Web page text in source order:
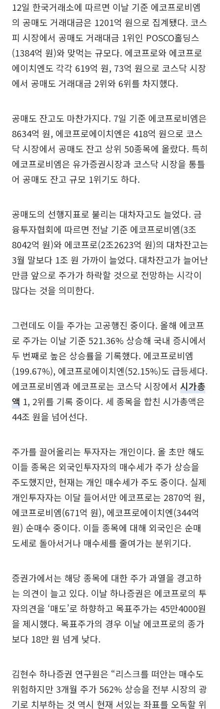
12일 한국거래소에 따르면 이날 기준 에코프로비엠
의 공매도 거래대금은 1201억 원으로 집계됐다. 코스
피 시장에서 공매도 거래대금 1위인 POSCO홀딩스
(1384억 원)와 맞먹는 규모다. 에코프로와 에코프로
에이치엔도 각각 619억 원, 73억 원으로 코스닥 시장
에서 공매도 거래대금 2위와 6위를 차지했다.
공매도 잔고도 마찬가지다. 7일 기준 에코프로비엠은
8634억 원, 에코프로에이치엔은 418억 원으로 코스
닥 시장에서 공매도 잔고 상위 50종목에 올랐다. 특히
에코프로비엠은 유가증권시장과 코스닥 시장을 통틀
어 공매도 잔고 규모 1위기도 하다.
공매도의 선행지표로 불리는 대차자고도 늘었다. 금
융투자협회에 따르면 전날 기준 에코프로비엠(3조
8042억 원)와 에코프로(2조2623억 원)의 대차잔고는
3월 말보다 1조 원 가까이 늘었다. 대차잔고가 늘어난
만큼 앞으로 주가가 하락할 것으로 전망하는 시각이
많다는 것을 의미한다.
그런데도 이들 주가는 고공행진 중이다. 올해 에코프
로 주가는 이날 기준 521.36% 상승해 국내 증시에서
두 번째로 높은 상승률을 기록했다. 에코프로비엠
(199.67%), 에코프로에이치엔(52.15%)도 급등세다.
에코프로비엠과 에코프로는 코스닥 시장에서 시가총
액 1, 2위를 기록 중이다. 세 종목을 합친 시가총액은
44조 원을 넘어선다.
주가를 끌어올리는 투자자는 개인이다. 올 초만 해도
이들 종목은 외국인투자자의 매수세가 주가 상승을
주도했지만, 현재는 개인 매수세가 주도 중이다. 실제
개인투자자는 이달 들어서만 에코프로는 2870억 원,
에코프로비엠(671억 원), 에코프로에이치엔(344억
원) 순매수 중이다. 이들 종목에 대해 외국인은 순매
도세로 돌아서거나 매수세를 줄여가는 분위기다.
증권가에서는 해당 종목에 대한 주가 과열을 경고하
는 의견이 늘고 있다. 이날 하나증권은 에코프로의 투
자의견을 ‘매도’로 하향하고 목표주가는 45만4000원
을 제시했다. 목표주가의 경우 이날 에코프로의 종가
보다 18만 원 넘게 낮다.
김현수 하나증권 연구원은 “리스크를 떠안는 매수도
위험하지만 3개월 주가 562% 상승을 전부 시장의 광
기로 치부하는 것 역시 현재 서있는 좌표를 오독할 위